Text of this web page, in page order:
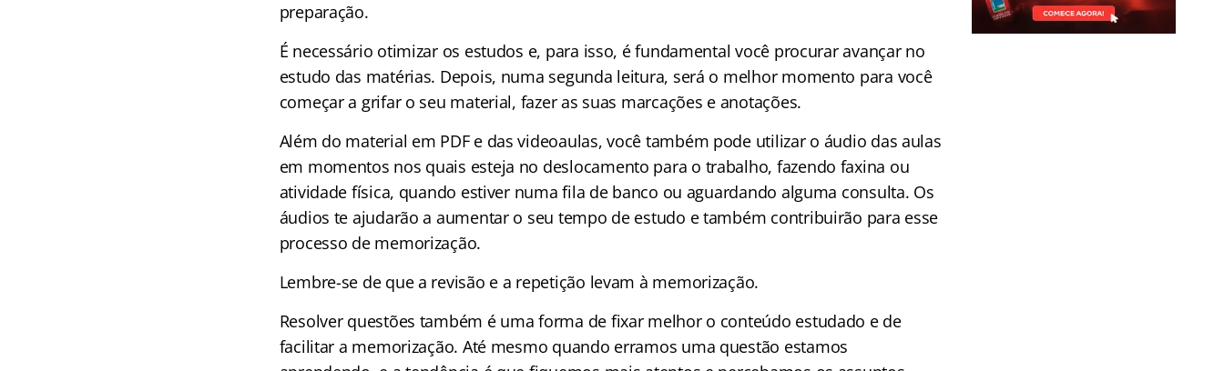
preparação.
É necessário otimizar os estudos e, para isso, é fundamental você procurar avançar no
estudo das matérias. Depois, numa segunda leitura, será o melhor momento para você
começar a grifar o seu material, fazer as suas marcações e anotações.
Além do material em PDF e das videoaulas, você também pode utilizar o áudio das aulas
em momentos nos quais esteja no deslocamento para o trabalho, fazendo faxina ou
atividade física, quando estiver numa fila de banco ou aguardando alguma consulta. Os
áudios te ajudarão a aumentar o seu tempo de estudo e também contribuirão para esse
processo de memorização.
Lembre-se de que a revisão e a repetição levam à memorização.
Resolver questões também é uma forma de fixar melhor o conteúdo estudado e de
facilitar a memorização. Até mesmo quando erramos uma questão estamos